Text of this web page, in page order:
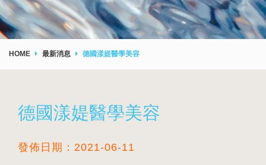
HOME 最新消息 德國漾媞醫學美容
德國漾媞醫學美容
發佈日期：2021-06-11